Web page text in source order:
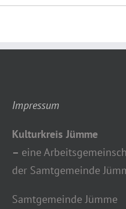
Impressum
Kulturkreis Jümme
– eine
der Samtgemeinde
Samtgemeinde Jümme